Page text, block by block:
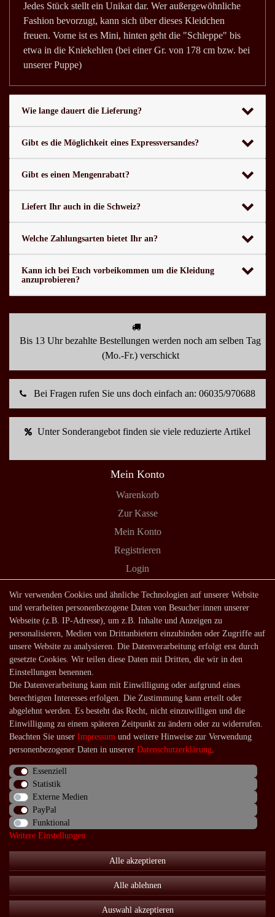
Jedes Stück stellt ein Unikat dar. Wer außergewöhnliche
Fashion bevorzugt, kann sich über dieses Kleidchen
freuen. Vorne ist es Mini, hinten geht die "Schleppe" bis
etwa in die Kniekehlen (bei einer Gr. von 178 cm bzw. bei
unserer Puppe)
Wie lange dauert die Lieferung?
Gibt es die Möglichkeit eines Expressversandes?
Gibt es einen Mengenrabatt?
Liefert Ihr auch in die Schweiz?
Welche Zahlungsarten bietet Ihr an?
Kann ich bei Euch vorbeikommen um die Kleidung
anzuprobieren?
Bis 13 Uhr bezahlte Bestellungen werden noch am selben Tag
(Mo.-Fr.) verschickt
Bei Fragen rufen Sie uns doch einfach an: 06035/970688
Unter Sonderangebot finden sie viele reduzierte Artikel
Mein Konto
Warenkorb
Zur Kasse
Mein Konto
Registrieren
Login
Shop
Lagerverkauf
Zahlungsarten
Versandarten und -kosten
Service
Kontakt
Häufige Fragen
Über uns
Impressum
Widerrufs­recht
Wir verwenden Cookies und ähnliche Technologien auf unserer Website
und verarbeiten personenbezogene Daten von Besucher:innen unserer
Webseite (z.B. IP-Adresse), um z.B. Inhalte und Anzeigen zu
personalisieren, Medien von Drittanbietern einzubinden oder Zugriffe auf
unsere Website zu analysieren. Die Datenverarbeitung erfolgt erst durch
gesetzte Cookies. Wir teilen diese Daten mit Dritten, die wir in den
Einstellungen benennen.
Die Datenverarbeitung kann mit Einwilligung oder aufgrund eines
berechtigten Interesses erfolgen. Die Zustimmung kann erteilt oder
abgelehnt werden. Es besteht das Recht, nicht einzuwilligen und die
Einwilligung zu einem späteren Zeitpunkt zu ändern oder zu widerrufen.
Beachten Sie unser Impressum und weitere Hinweise zur Verwendung
personenbezogener Daten in unserer Daten­schutz­erklärung.
Essenziell
Statistik
Externe Medien
PayPal
Funktional
Weitere Einstellungen
Alle akzeptieren
Alle ablehnen
Auswahl akzeptieren